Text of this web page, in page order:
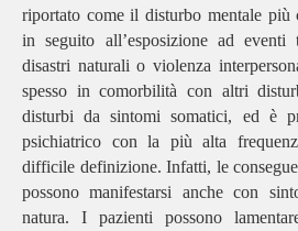
riportato come il disturbo mentale più
in seguito all’esposizione ad eventi
disastri naturali o violenza
spesso in comorbilità con altri
disturbi da sintomi somatici, ed è
psichiatrico con la più alta
difficile definizione. Infatti, le
possono manifestarsi anche con
natura. I pazienti possono